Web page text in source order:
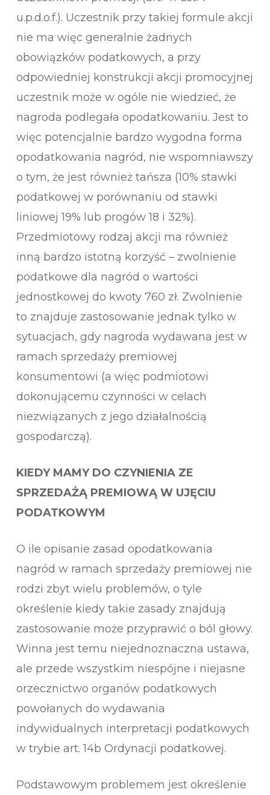
u.p.d.o.f.). Uczestnik przy takiej formule akcji
nie ma więc generalnie żadnych
obowiązków podatkowych, a przy
odpowiedniej konstrukcji akcji promocyjnej
uczestnik może w ogóle nie wiedzieć, że
nagroda podlegała opodatkowaniu. Jest to
więc potencjalnie bardzo wygodna forma
opodatkowania nagród, nie wspomniawszy
o tym, że jest również tańsza (10% stawki
podatkowej w porównaniu od stawki
liniowej 19% lub progów 18 i 32%).
Przedmiotowy rodzaj akcji ma również
inną bardzo istotną korzyść – zwolnienie
podatkowe dla nagród o wartości
jednostkowej do kwoty 760 zł. Zwolnienie
to znajduje zastosowanie jednak tylko w
sytuacjach, gdy nagroda wydawana jest w
ramach sprzedaży premiowej
konsumentowi (a więc podmiotowi
dokonującemu czynności w celach
niezwiązanych z jego działalnością
gospodarczą).
KIEDY MAMY DO CZYNIENIA ZE
SPRZEDAŻĄ PREMIOWĄ W UJĘCIU
PODATKOWYM
O ile opisanie zasad opodatkowania
nagród w ramach sprzedaży premiowej nie
rodzi zbyt wielu problemów, o tyle
określenie kiedy takie zasady znajdują
zastosowanie może przyprawić o ból głowy.
Winna jest temu niejednoznaczna ustawa,
ale przede wszystkim niespójne i niejasne
orzecznictwo organów podatkowych
powołanych do wydawania
indywidualnych interpretacji podatkowych
w trybie art. 14b Ordynacji podatkowej.
Podstawowym problemem jest określenie